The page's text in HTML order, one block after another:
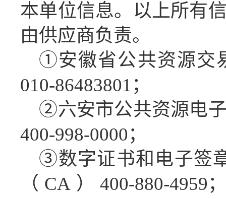
本单位信息。以上所有
由供应商负责。
①安徽省公共资源交
010-86483801；
②六安市公共资源电
400-998-0000；
③数字证书和电子签
（CA）400-880-